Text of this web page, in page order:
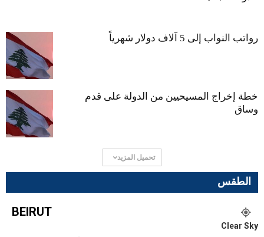
رواتب النواب إلى 5 آلاف دولار شهرياً
خطة إخراج المسيحيين من الدولة على قدم
وساق
تحميل المزيد
الطقس
BEIRUT
Clear Sky